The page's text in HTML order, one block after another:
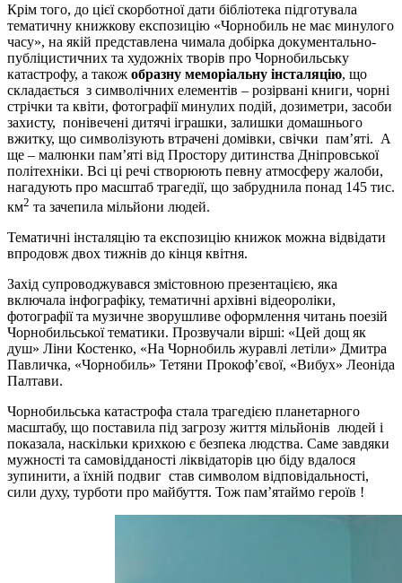
Крім того, до цієї скорботної дати бібліотека підготувала
тематичну книжкову експозицію «Чорнобиль не має минулого
часу», на якій представлена чимала добірка документально-
публіцистичних та художніх творів про Чорнобильську
катастрофу, а також образну меморіальну інсталяцію, що
складається з символічних елементів – розірвані книги, чорні
стрічки та квіти, фотографії минулих подій, дозиметри, засоби
захисту, понівечені дитячі іграшки, залишки домашнього
вжитку, що символізують втрачені домівки, свічки пам’яті. А
ще – малюнки пам’яті від Простору дитинства Дніпровської
політехніки. Всі ці речі створюють певну атмосферу жалоби,
нагадують про масштаб трагедії, що забруднила понад 145 тис.
км2 та зачепила мільйони людей.
Тематичні інсталяцію та експозицію книжок можна відвідати
впродовж двох тижнів до кінця квітня.
Захід супроводжувався змістовною презентацією, яка
включала інфографіку, тематичні архівні відеороліки,
фотографії та музичне зворушливе оформлення читань поезій
Чорнобильської тематики. Прозвучали вірші: «Цей дощ як
душ» Ліни Костенко, «На Чорнобиль журавлі летіли» Дмитра
Павличка, «Чорнобиль» Тетяни Прокоф’євої, «Вибух» Леоніда
Палтави.
Чорнобильська катастрофа стала трагедією планетарного
масштабу, що поставила під загрозу життя мільйонів людей і
показала, наскільки крихкою є безпека людства. Саме завдяки
мужності та самовідданості ліквідаторів цю біду вдалося
зупинити, а їхній подвиг став символом відповідальності,
сили духу, турботи про майбуття. Тож пам’ятаймо героїв !